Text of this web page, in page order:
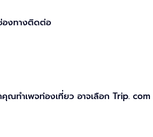
องทางติดต่อ
ณทำเพจท่องเที่ยว อาจเลือก Trip.